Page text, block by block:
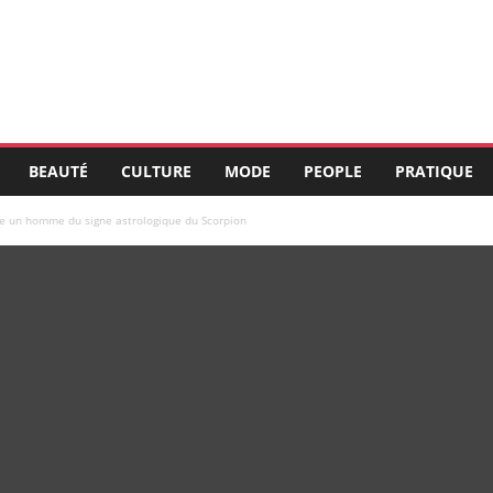
BEAUTÉ CULTURE MODE PEOPLE PRATIQUE
un homme du signe astrologique du Scorpion